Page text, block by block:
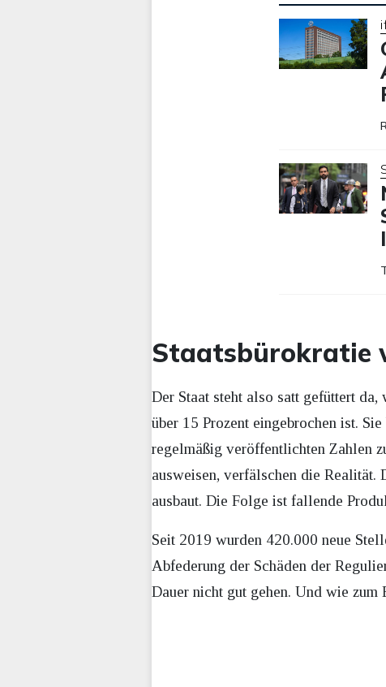
Staatsbürokratie
Der Staat steht also satt gefüttert
über 15 Prozent eingebrochen ist.
regelmäßig veröffentlichten Zahlen
ausweisen, verfälschen die Realität.
ausbaut. Die Folge ist fallende
Seit 2019 wurden 420.000 neue
Abfederung der Schäden der
Dauer nicht gut gehen. Und wie